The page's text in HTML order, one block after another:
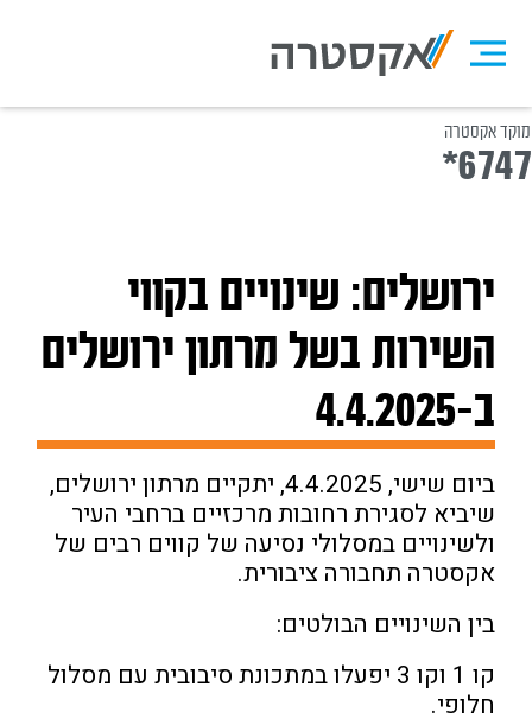
מוקד אקסטרה
*6747
עדכונים ושינויים
ירושלים: שינויים בקווי
השירות בשל מרתון ירושלים
ב-4.4.2025
ביום שישי, 4.4.2025, יתקיים מרתון ירושלים,
שיביא לסגירת רחובות מרכזיים ברחבי העיר
ולשינויים במסלולי נסיעה של קווים רבים של
אקסטרה תחבורה ציבורית.
בין השינויים הבולטים:
קו 1 וקו 3 יפעלו במתכונת סיבובית עם מסלול
חלופי.